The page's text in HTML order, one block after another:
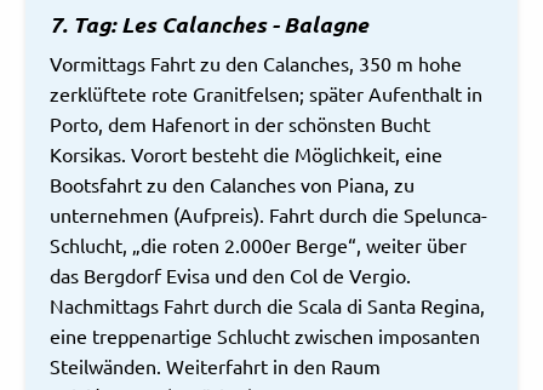
7. Tag: Les Calanches - Balagne
Vormittags Fahrt zu den Calanches, 350 m hohe
zerklüftete rote Granitfelsen; später Aufenthalt in
Porto, dem Hafenort in der schönsten Bucht
Korsikas. Vorort besteht die Möglichkeit, eine
Bootsfahrt zu den Calanches von Piana, zu
unternehmen (Aufpreis). Fahrt durch die Spelunca-
Schlucht, „die roten 2.000er Berge“, weiter über
das Bergdorf Evisa und den Col de Vergio.
Nachmittags Fahrt durch die Scala di Santa Regina,
eine treppenartige Schlucht zwischen imposanten
Steilwänden. Weiterfahrt in den Raum